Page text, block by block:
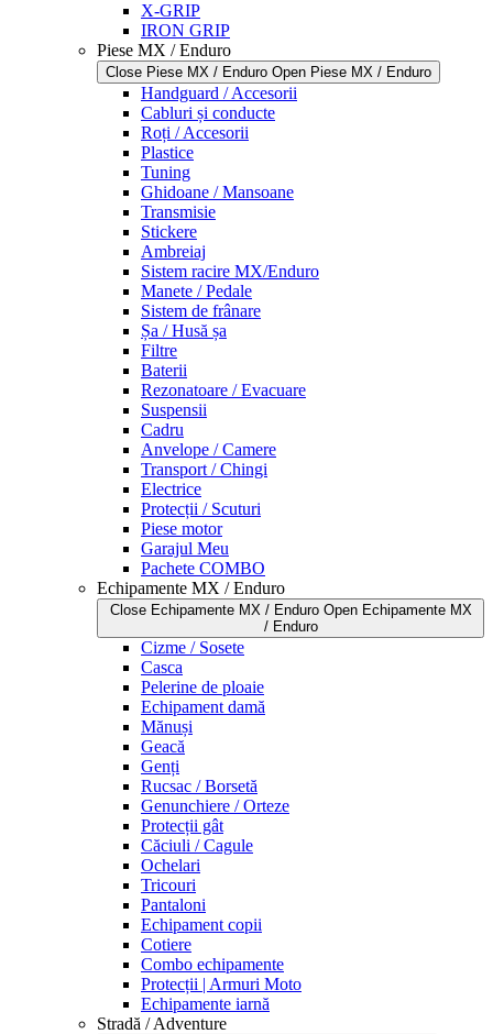
X-GRIP
IRON GRIP
Piese MX / Enduro
Close Piese MX / Enduro Open Piese MX / Enduro
Handguard / Accesorii
Cabluri și conducte
Roți / Accesorii
Plastice
Tuning
Ghidoane / Mansoane
Transmisie
Stickere
Ambreiaj
Sistem racire MX/Enduro
Manete / Pedale
Sistem de frânare
Șa / Husă șa
Filtre
Baterii
Rezonatoare / Evacuare
Suspensii
Cadru
Anvelope / Camere
Transport / Chingi
Electrice
Protecții / Scuturi
Piese motor
Garajul Meu
Pachete COMBO
Echipamente MX / Enduro
Close Echipamente MX / Enduro Open Echipamente MX
/ Enduro
Cizme / Sosete
Casca
Pelerine de ploaie
Echipament damă
Mănuși
Geacă
Genți
Rucsac / Borsetă
Genunchiere / Orteze
Protecții gât
Căciuli / Cagule
Ochelari
Tricouri
Pantaloni
Echipament copii
Cotiere
Combo echipamente
Protecții | Armuri Moto
Echipamente iarnă
Stradă / Adventure